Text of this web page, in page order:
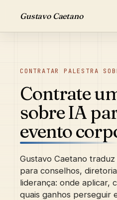
Gustavo Caetano
CONTRATAR PALESTRA
Contrate
sobre IA
evento
Gustavo Caetano
para conselhos,
liderança: onde aplicar,
quais ganhos perseguir